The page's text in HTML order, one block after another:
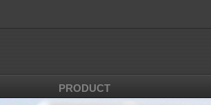
PRODUCT